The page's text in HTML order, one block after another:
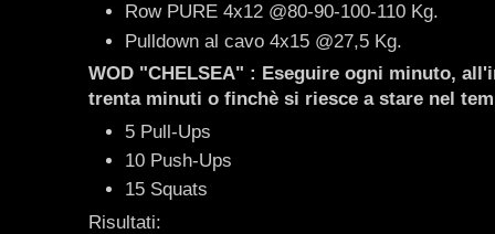
Row PURE 4x12 @80-90-100-110 Kg.
Pulldown al cavo 4x15 @27,5 Kg.
WOD "CHELSEA" : Eseguire ogni minuto,
trenta minuti o finchè si riesce a stare nel
5 Pull-Ups
10 Push-Ups
15 Squats
Risultati: